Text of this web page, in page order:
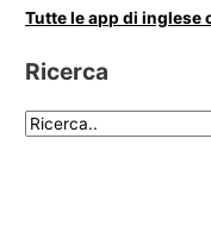
Tutte le app di inglese
Ricerca